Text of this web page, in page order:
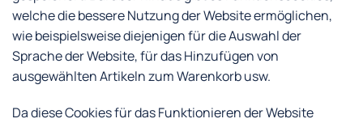
welche die bessere Nutzung der Website ermöglichen,
wie beispielsweise diejenigen für die Auswahl der
Sprache der Website, für das Hinzufügen von
ausgewählten Artikeln zum Warenkorb usw.
Da diese Cookies für das Funktionieren der Website